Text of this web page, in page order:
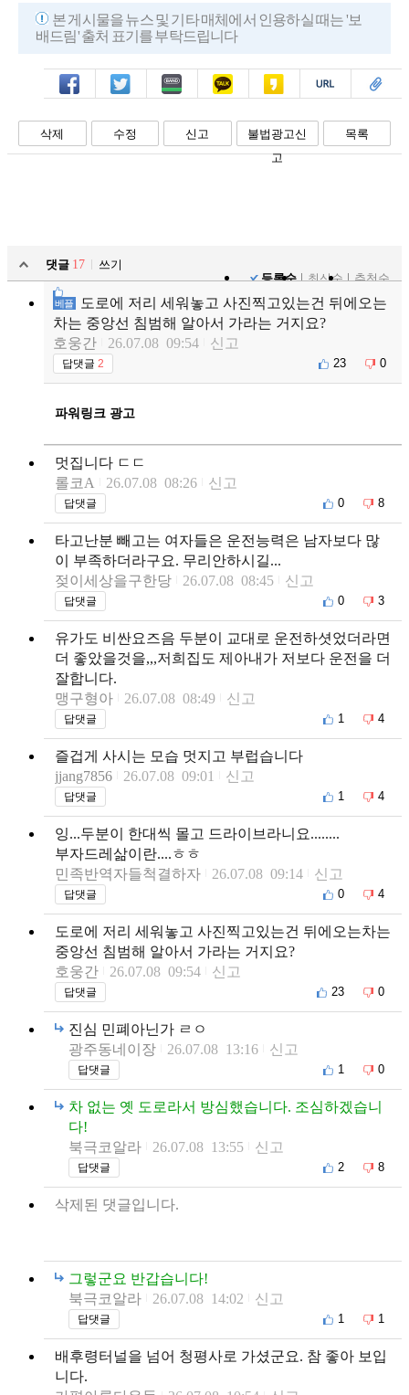
본 게시물을 뉴스 및 기타 매체에서 인용하실 때는 '보
배드림' 출처 표기를 부탁드립니다
페북 트윗 밴드 카톡 카스 복사 스크랩
삭제 수정 신고
불법광고신
고
목록
댓글 17
쓰기
등록순
최신순 추천순
베플
도로에 저리 세워놓고 사진찍고있는건 뒤에오는
차는 중앙선 침범해 알아서 가라는 거지요?
호웅간
26.07.08 09:54 신고
답댓글 2 23 0
파워링크 광고
멋집니다 ㄷㄷ
롤코A
26.07.08 08:26 신고
답댓글 0 8
타고난분 빼고는 여자들은 운전능력은 남자보다 많
이 부족하더라구요. 무리안하시길...
젖이세상을구한당
26.07.08 08:45 신고
답댓글 0 3
유가도 비싼요즈음 두분이 교대로 운전하셧었더라면
더 좋았을것을,,,저희집도 제아내가 저보다 운전을 더
잘합니다.
맹구형아
26.07.08 08:49 신고
답댓글 1 4
즐겁게 사시는 모습 멋지고 부럽습니다
jjang7856
26.07.08 09:01 신고
답댓글 1 4
잉...두분이 한대씩 몰고 드라이브라니요........
부자드레삶이란....ㅎㅎ
민족반역자들척결하자
26.07.08 09:14 신고
답댓글 0 4
도로에 저리 세워놓고 사진찍고있는건 뒤에오는차는
중앙선 침범해 알아서 가라는 거지요?
호웅간
26.07.08 09:54 신고
답댓글 23 0
진심 민폐아닌가 ㄹㅇ
광주동네이장
26.07.08 13:16 신고
답댓글 1 0
차 없는 옛 도로라서 방심했습니다. 조심하겠습니
다!
북극코알라
26.07.08 13:55 신고
답댓글 2 8
삭제된 댓글입니다.
그렇군요 반갑습니다!
북극코알라
26.07.08 14:02 신고
답댓글 1 1
배후령터널을 넘어 청평사로 가셨군요. 참 좋아 보입
니다.